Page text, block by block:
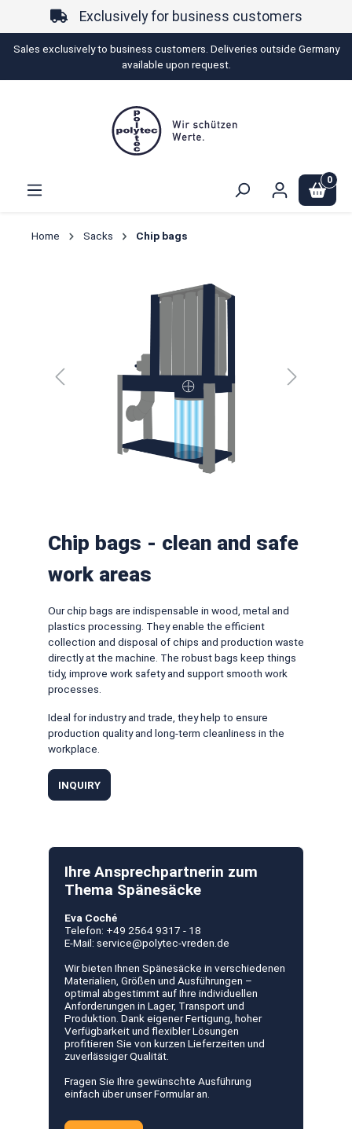
Exclusively for business customers
Sales exclusively to business customers. Deliveries outside Germany
available upon request.
0
Home Sacks Chip bags
Chip bags - clean and safe
work areas
Our chip bags are indispensable in wood, metal and
plastics processing. They enable the efficient
collection and disposal of chips and production waste
directly at the machine. The robust bags keep things
tidy, improve work safety and support smooth work
processes.
Ideal for industry and trade, they help to ensure
production quality and long-term cleanliness in the
workplace.
INQUIRY
Ihre Ansprechpartnerin zum
Thema Spänesäcke
Eva Coché
Telefon: +49 2564 9317 - 18
E-Mail: service@polytec-vreden.de
Wir bieten Ihnen Spänesäcke in verschiedenen
Materialien, Größen und Ausführungen –
optimal abgestimmt auf Ihre individuellen
Anforderungen in Lager, Transport und
Produktion. Dank eigener Fertigung, hoher
Verfügbarkeit und flexibler Lösungen
profitieren Sie von kurzen Lieferzeiten und
zuverlässiger Qualität.
Fragen Sie Ihre gewünschte Ausführung
einfach über unser Formular an.